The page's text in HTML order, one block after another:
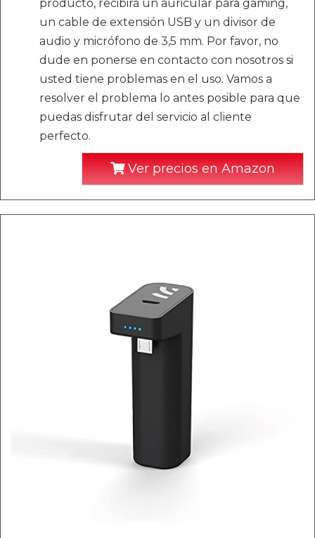
producto, recibirá un auricular para gaming,
un cable de extensión USB y un divisor de
audio y micrófono de 3,5 mm. Por favor, no
dude en ponerse en contacto con nosotros si
usted tiene problemas en el uso. Vamos a
resolver el problema lo antes posible para que
puedas disfrutar del servicio al cliente
perfecto.
Ver precios en Amazon